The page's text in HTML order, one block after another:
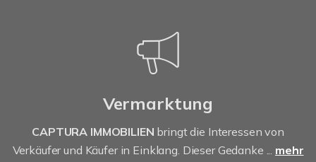
Vermarktung
CAPTURA IMMOBILIEN bringt die Interessen von
Verkäufer und Käufer in Einklang. Dieser Gedanke ... mehr